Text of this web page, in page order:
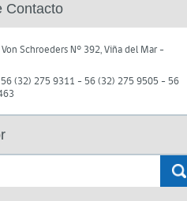
Contacto
Von Schroeders N° 392, Viña del Mar -
56 (32) 275 9311 - 56 (32) 275 9505 - 56